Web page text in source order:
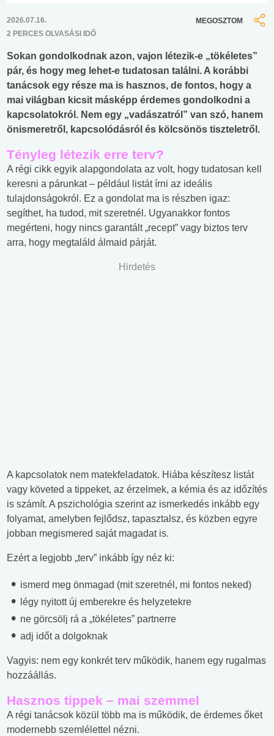
2026.07.16.
2 PERCES OLVASÁSI IDŐ
MEGOSZTOM
Sokan gondolkodnak azon, vajon létezik-e „tökéletes”
pár, és hogy meg lehet-e tudatosan találni. A korábbi
tanácsok egy része ma is hasznos, de fontos, hogy a
mai világban kicsit másképp érdemes gondolkodni a
kapcsolatokról. Nem egy „vadászatról” van szó, hanem
önismeretről, kapcsolódásról és kölcsönös tiszteletről.
Tényleg létezik erre terv?
A régi cikk egyik alapgondolata az volt, hogy tudatosan kell
keresni a párunkat – például listát írni az ideális
tulajdonságokról. Ez a gondolat ma is részben igaz:
segíthet, ha tudod, mit szeretnél. Ugyanakkor fontos
megérteni, hogy nincs garantált „recept” vagy biztos terv
arra, hogy megtaláld álmaid párját.
Hirdetés
A kapcsolatok nem matekfeladatok. Hiába készítesz listát
vagy követed a tippeket, az érzelmek, a kémia és az időzítés
is számít. A pszichológia szerint az ismerkedés inkább egy
folyamat, amelyben fejlődsz, tapasztalsz, és közben egyre
jobban megismered saját magadat is.
Ezért a legjobb „terv” inkább így néz ki:
ismerd meg önmagad (mit szeretnél, mi fontos neked)
légy nyitott új emberekre és helyzetekre
ne görcsölj rá a „tökéletes” partnerre
adj időt a dolgoknak
Vagyis: nem egy konkrét terv működik, hanem egy rugalmas
hozzáállás.
Hasznos tippek – mai szemmel
A régi tanácsok közül több ma is működik, de érdemes őket
modernebb szemlélettel nézni.